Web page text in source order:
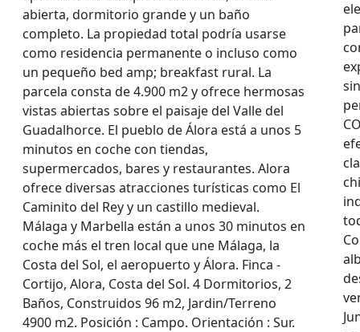
abierta, dormitorio grande y un baño
completo. La propiedad total podría usarse
como residencia permanente o incluso como
un pequeño bed amp; breakfast rural. La
parcela consta de 4.900 m2 y ofrece hermosas
vistas abiertas sobre el paisaje del Valle del
Guadalhorce. El pueblo de Álora está a unos 5
minutos en coche con tiendas,
supermercados, bares y restaurantes. Alora
ofrece diversas atracciones turísticas como El
Caminito del Rey y un castillo medieval.
Málaga y Marbella están a unos 30 minutos en
coche más el tren local que une Málaga, la
Costa del Sol, el aeropuerto y Álora. Finca -
Cortijo, Alora, Costa del Sol. 4 Dormitorios, 2
Baños, Construidos 96 m2, Jardin/Terreno
4900 m2. Posición : Campo. Orientación : Sur.